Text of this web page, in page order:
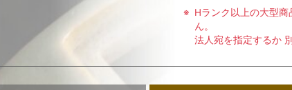
Hランク以上の大型
ん。
法人宛を指定するか